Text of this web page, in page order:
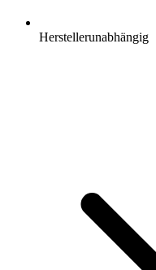
Herstellerunabhängig